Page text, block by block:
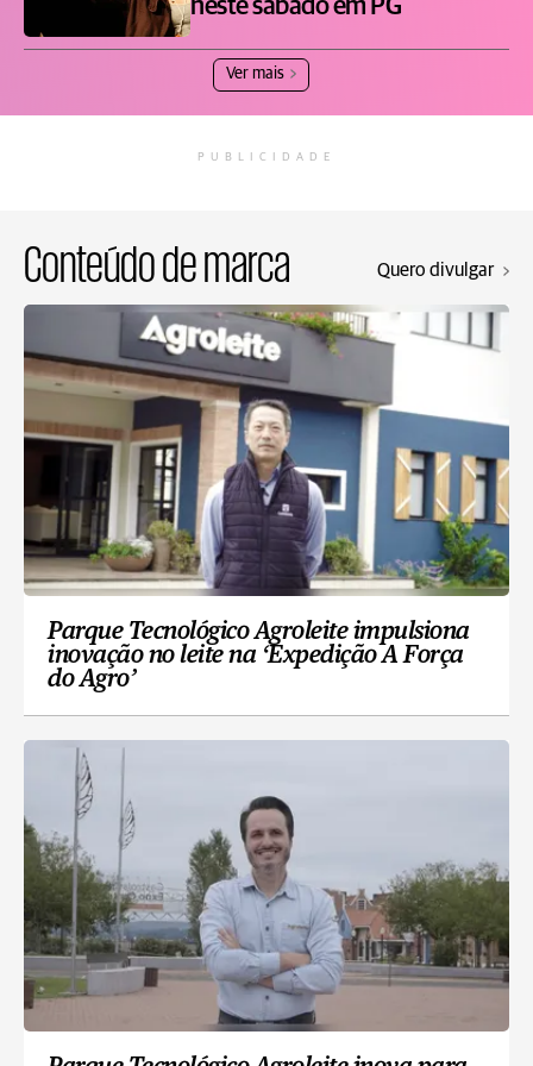
neste sábado em PG
Ver mais
PUBLICIDADE
Conteúdo de marca Quero divulgar
Parque Tecnológico Agroleite impulsiona
inovação no leite na ‘Expedição A Força
do Agro’